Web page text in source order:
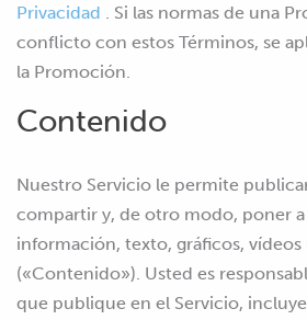
Privacidad . Si las normas de una
conflicto con estos Términos, se
la Promoción.
Contenido
Nuestro Servicio le permite
compartir y, de otro modo, poner
información, texto, gráficos,
(«Contenido»). Usted es
que publique en el Servicio,